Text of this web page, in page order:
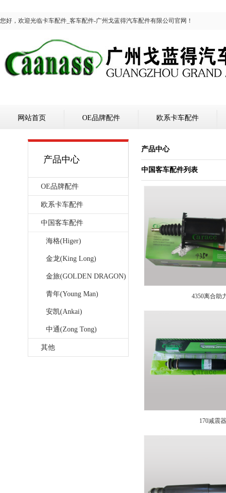
您好，欢迎光临卡车配件_客车配件-广州戈蓝得汽车配件有限公司官网！
网站首页 OE品牌配件 欧系卡车配件
产品中心
OE品牌配件
欧系卡车配件
中国客车配件
海格(Higer)
金龙(King Long)
金旅(GOLDEN DRAGON)
青年(Young Man)
安凯(Ankai)
中通(Zong Tong)
其他
产品中心
中国客车配件列表
4350离合助
170减震